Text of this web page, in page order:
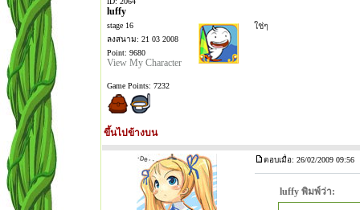
luffy
stage 16
ลงสนาม: 21 03 2008
Point: 9680
View My Character
Game Points: 7232
ใช่ๆ
ขึ้นไปข้างบน
ตอบเมื่อ: 26/02/2009 09:56
luffy พิมพ์ว่า: